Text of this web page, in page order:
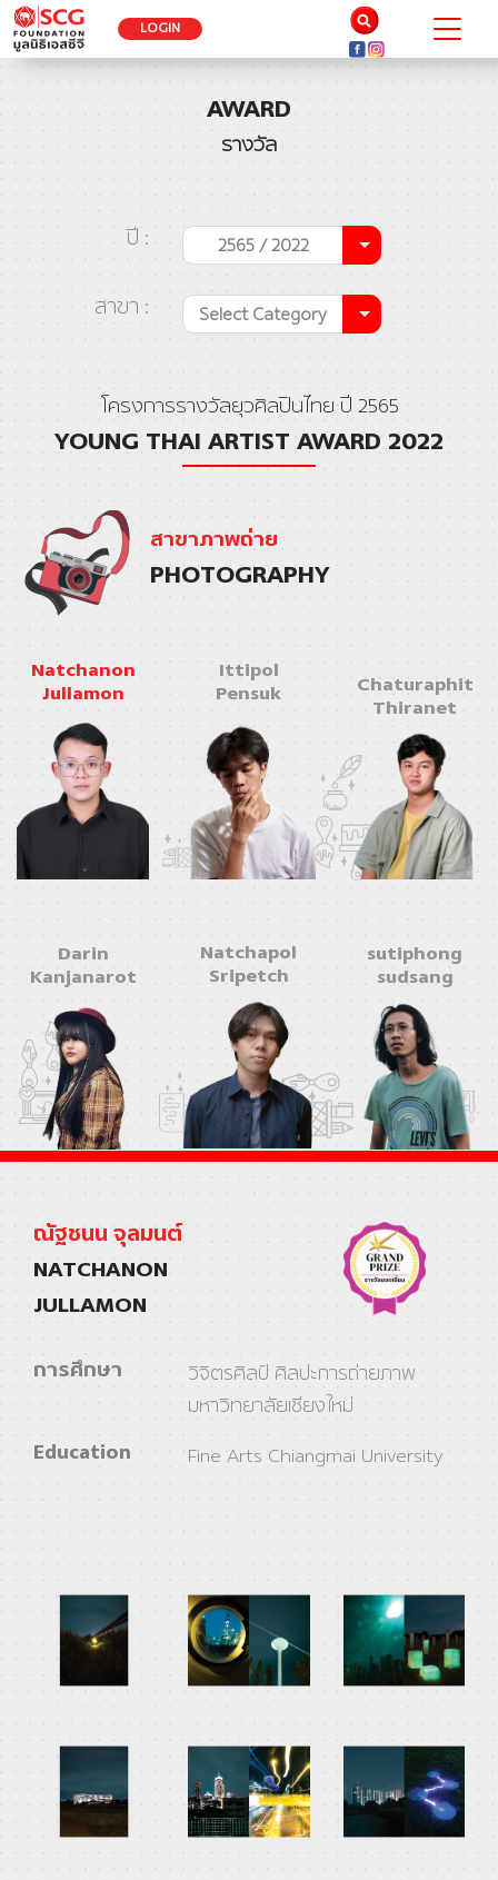
LOGIN
AWARD
รางวัล
ปี : 2565 / 2022
สาขา : Select Category
โครงการรางวัลยุวศิลปินไทย ปี 2565
YOUNG THAI ARTIST AWARD 2022
สาขาภาพถ่าย
PHOTOGRAPHY
Natchanon
Jullamon
Ittipol
Pensuk Chaturaphit
Thiranet
Darin
Kanjanarot
Natchapol
Sripetch
sutiphong
sudsang
ณัฐชนน จุลมนต์
NATCHANON
JULLAMON
การศึกษา
วิจิตรศิลป์ ศิลปะการถ่ายภาพ
มหาวิทยาลัยเชียงใหม่
Education Fine Arts Chiangmai University